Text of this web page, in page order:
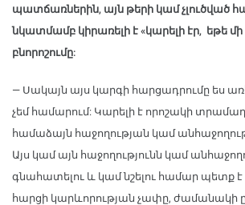
պատճառներին, այն թերի կամ չլուծված
նկատմամբ կիրառելի է «կարելի էր, եթե
բնորոշումը:
— Սակայն այս կարգի հարցադրումը ես
չեմ համարում: Կարելի է որոշակի
համաձայն հաջողության կամ
Այս կամ այն հաջողությունն կամ
գնահատելու և կամ նշելու համար պետք է
հարցի կարևորության չափը, ժամանակի